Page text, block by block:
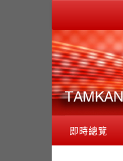
即時總覽